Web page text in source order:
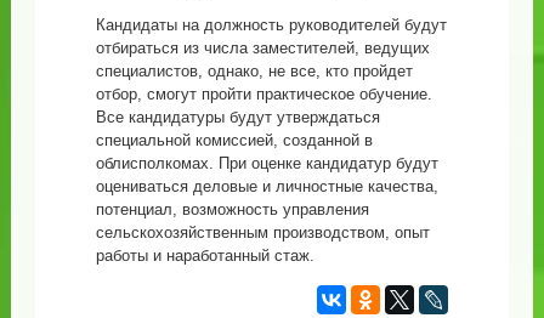
Кандидаты на должность руководителей будут
отбираться из числа заместителей, ведущих
специалистов, однако, не все, кто пройдет
отбор, смогут пройти практическое обучение.
Все кандидатуры будут утверждаться
специальной комиссией, созданной в
облисполкомах. При оценке кандидатур будут
оцениваться деловые и личностные качества,
потенциал, возможность управления
сельскохозяйственным производством, опыт
работы и наработанный стаж.